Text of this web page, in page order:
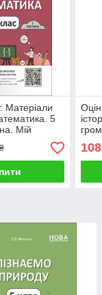
Матеріали
5
Мій
до
108